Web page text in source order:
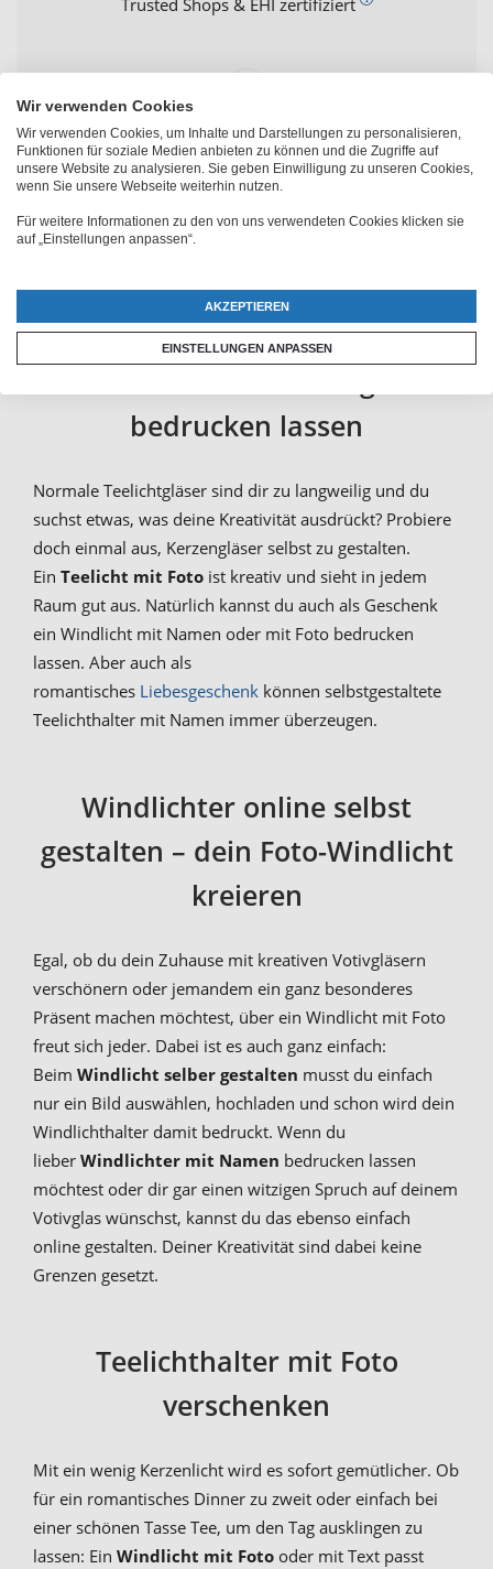
PhotoFancy Kundenbewertungen
Windlicht mit Foto:
bedrucken lassen
Normale Teelichtgläser sind dir zu langweilig und du
suchst etwas, was deine Kreativität ausdrückt? Probiere
doch einmal aus, Kerzengläser selbst zu gestalten.
Ein Teelicht mit Foto ist kreativ und sieht in jedem
Raum gut aus. Natürlich kannst du auch als Geschenk
ein Windlicht mit Namen oder mit Foto bedrucken
lassen. Aber auch als
romantisches Liebesgeschenk können selbstgestaltete
Teelichthalter mit Namen immer überzeugen.
Windlichter online selbst
gestalten – dein Foto-Windlicht
kreieren
Egal, ob du dein Zuhause mit kreativen Votivgläsern
verschönern oder jemandem ein ganz besonderes
Präsent machen möchtest, über ein Windlicht mit Foto
freut sich jeder. Dabei ist es auch ganz einfach:
Beim Windlicht selber gestalten musst du einfach
nur ein Bild auswählen, hochladen und schon wird dein
Windlichthalter damit bedruckt. Wenn du
lieber Windlichter mit Namen bedrucken lassen
möchtest oder dir gar einen witzigen Spruch auf deinem
Votivglas wünschst, kannst du das ebenso einfach
online gestalten. Deiner Kreativität sind dabei keine
Grenzen gesetzt.
Teelichthalter mit Foto
verschenken
Mit ein wenig Kerzenlicht wird es sofort gemütlicher. Ob
für ein romantisches Dinner zu zweit oder einfach bei
einer schönen Tasse Tee, um den Tag ausklingen zu
lassen: Ein Windlicht mit Foto oder mit Text passt
Wir verwenden Cookies
Wir verwenden Cookies, um Inhalte und Darstellungen zu personalisieren,
Funktionen für soziale Medien anbieten zu können und die Zugriffe auf
unsere Website zu analysieren. Sie geben Einwilligung zu unseren Cookies,
wenn Sie unsere Webseite weiterhin nutzen.
Für weitere Informationen zu den von uns verwendeten Cookies klicken sie
auf „Einstellungen anpassen“.
AKZEPTIEREN
EINSTELLUNGEN ANPASSEN